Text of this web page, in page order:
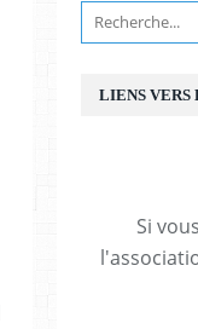
LIENS VERS
Si